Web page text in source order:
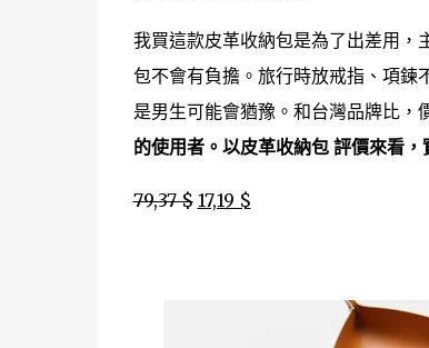
我買這款皮革收納包是為了出差用，
包不會有負擔。旅行時放戒指、項鍊
是男生可能會猶豫。和台灣品牌比，
的使用者。以皮革收納包 評價來看，
79,37 $ 17,19 $